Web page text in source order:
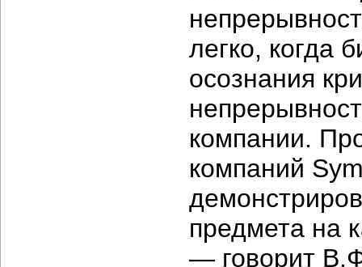
легко, когда
осознания
компании.
компаний
предмета на
— говорит